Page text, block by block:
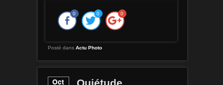
0 0 0
Posté dans Actu Photo
Oct